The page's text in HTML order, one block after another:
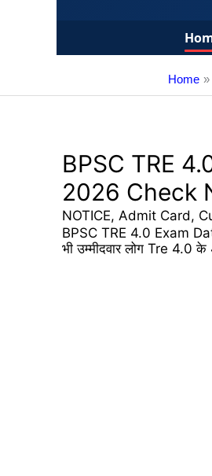
Home
BPSC TRE
2026 Check
NOTICE,Admit Card,
BPSC TRE 4.0 Exam Date
भी उम्मीदवार लोग Tre 4.0